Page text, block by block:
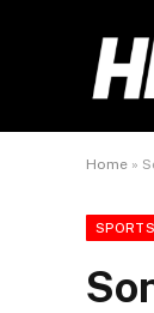
Home »
SPORTS